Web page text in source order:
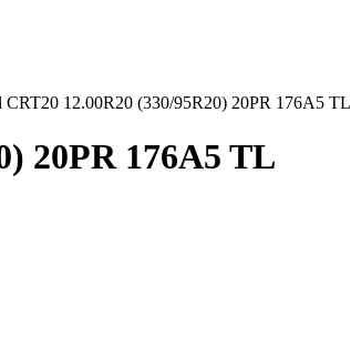
CRT20 12.00R20 (330/95R20) 20PR 176A5 TL
20PR 176A5 TL